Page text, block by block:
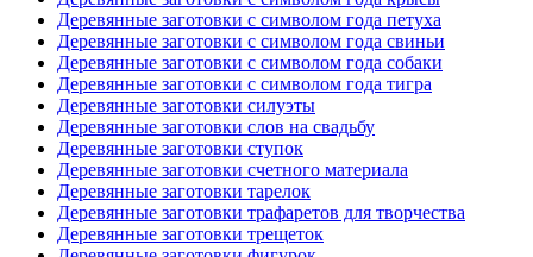
Деревянные заготовки с символом года петуха
Деревянные заготовки с символом года свиньи
Деревянные заготовки с символом года собаки
Деревянные заготовки с символом года тигра
Деревянные заготовки силуэты
Деревянные заготовки слов на свадьбу
Деревянные заготовки ступок
Деревянные заготовки счетного материала
Деревянные заготовки тарелок
Деревянные заготовки трафаретов для творчества
Деревянные заготовки трещеток